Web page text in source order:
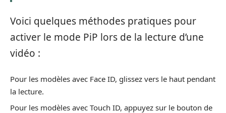
Voici quelques méthodes pratiques pour
activer le mode PiP lors de la lecture d’une
vidéo :
Pour les modèles avec Face ID, glissez vers le haut pendant
la lecture.
Pour les modèles avec Touch ID, appuyez sur le bouton de